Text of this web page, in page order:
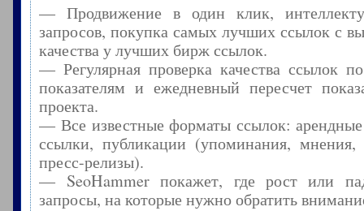
— Продвижение в один клик,
запросов, покупка самых лучших ссылок с
качества у лучших бирж ссылок.
— Регулярная проверка качества ссылок
показателям и ежедневный пересчет
проекта.
— Все известные форматы ссылок:
ссылки, публикации (упоминания, мнения,
пресс-релизы).
— SeoHammer покажет, где рост или
запросы, на которые нужно обратить